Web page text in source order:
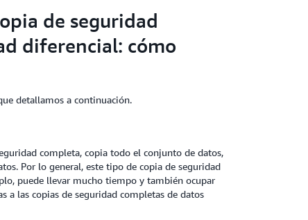
de seguridad
diferencial: cómo
detallamos a continuación.
completa, copia todo el conjunto de datos,
Por lo general, este tipo de copia de seguridad
puede llevar mucho tiempo y también ocupar
a las copias de seguridad completas de datos